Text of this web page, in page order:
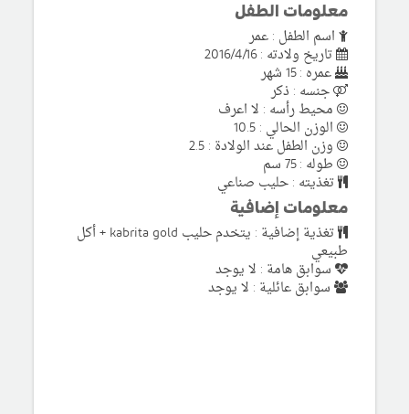
معلومات الطفل
اسم الطفل : عمر
تاريخ ولادته : 2016/4/16
عمره : 15 شهر
جنسه : ذكر
محيط رأسه : لا اعرف
الوزن الحالي : 10.5
وزن الطفل عند الولادة : 2.5
طوله : 75 سم
تغذيته : حليب صناعي
معلومات إضافية
تغذية إضافية : يتخدم حليب kabrita gold + أكل
طبيعي
سوابق هامة : لا يوجد
سوابق عائلية : لا يوجد